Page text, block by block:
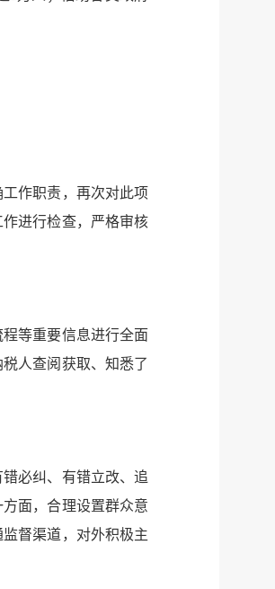
作职责，再次对此项
进行检查，严格审核
等重要信息进行全面
人查阅获取、知悉了
必纠、有错立改、追
面，合理设置群众意
督渠道，对外积极主